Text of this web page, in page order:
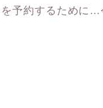
予約するために